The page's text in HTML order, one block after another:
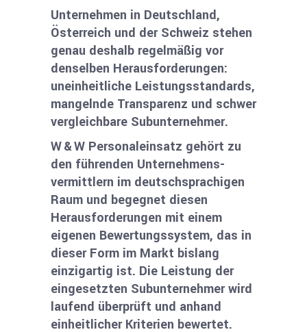
Unternehmen in Deutschland,
Österreich und der Schweiz stehen
genau deshalb regelmäßig vor
denselben Herausforderungen:
uneinheitliche Leistungsstandards,
mangelnde Transparenz und schwer
vergleichbare Subunternehmer.
W & W Personaleinsatz gehört zu
den führenden Unternehmens­
vermittlern im deutschsprachigen
Raum und begegnet diesen
Herausforderungen mit einem
eigenen Bewertungssystem, das in
dieser Form im Markt bislang
einzigartig ist. Die Leistung der
eingesetzten Subunternehmer wird
laufend überprüft und anhand
einheitlicher Kriterien bewertet.